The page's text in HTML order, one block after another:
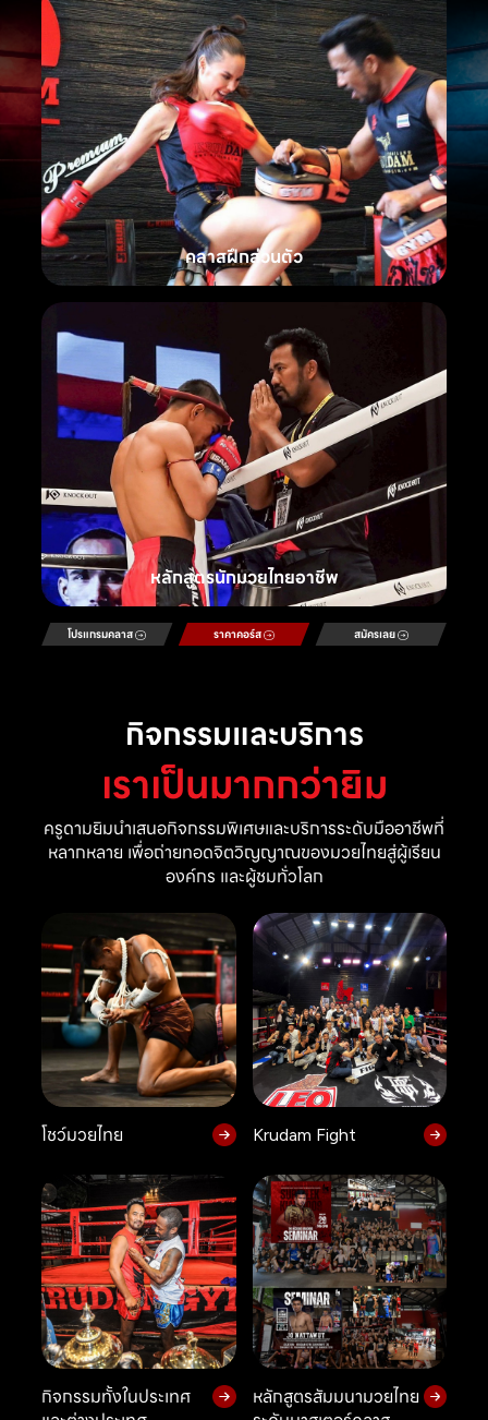
คลาสฝึกส่วนตัว
หลักสูตรนักมวยไทยอาชีพ
โปรแกรมคลาส ราคาคอร์ส สมัครเลย
กิจกรรมและบริการ
เราเป็นมากกว่ายิม
ครูดามยิมนำเสนอกิจกรรมพิเศษและบริการระดับมืออาชีพที่
หลากหลาย เพื่อถ่ายทอดจิตวิญญาณของมวยไทยสู่ผู้เรียน
องค์กร และผู้ชมทั่วโลก
โชว์มวยไทย Krudam Fight
กิจกรรมทั้งในประเทศ
หลักสูตรสัมมนามวยไทย